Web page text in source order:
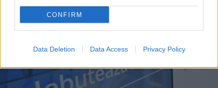
CONFIRM
Data Deletion Data Access Privacy Policy